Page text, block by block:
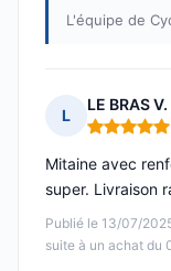
L'équipe de
L
LE BRAS V.
Note : 5
Publié le 13/07/
suite à un achat du
Mitaine avec
super. Livraison